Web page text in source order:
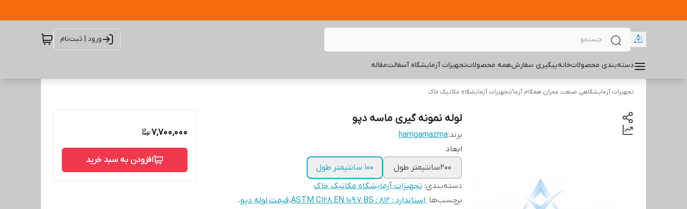
ورود | ثبت‌نام
دسته‌بندی محصولاتخانهپیگیری سفارشهمه محصولاتتجهیزات آزمایشگاه آسفالتمقاله
تجهیزات آزمایشگاهی صنعت عمران همگام آزما/تجهیزات آزمایشگاه مکانیک خاک
لوله نمونه گیری ماسه دپو
برند:hamgamazma
ابعاد
200سانتیمتر طول
100 سانتیمتر طول
دسته‌بندی: تجهیزات آزمایشگاه مکانیک خاک
برچسب‌ها :استاندارد : ASTM C128 EN 109:7 BS : 812 ،قیمت لوله دپو،
7,700,000
افزودن به سبد خرید